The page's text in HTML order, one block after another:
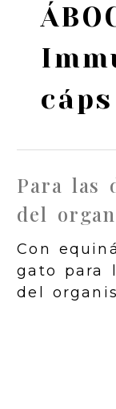
cáps
Para las
del
Con
gato para
del